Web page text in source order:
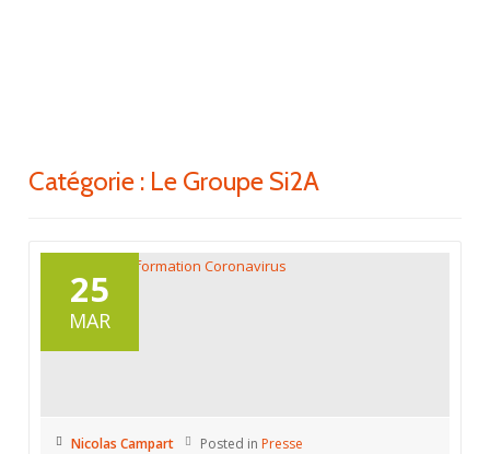
Catégorie : Le Groupe Si2A
25
MAR
Nicolas Campart Posted in Presse